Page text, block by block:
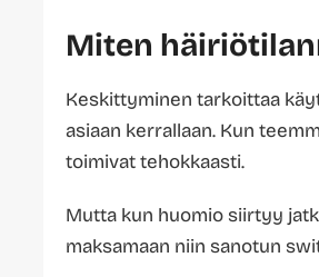
Miten
Keskittyminen tarkoittaa
asiaan kerrallaan. Kun
toimivat tehokkaasti.
Mutta kun huomio siirtyy
maksamaan niin sanotun